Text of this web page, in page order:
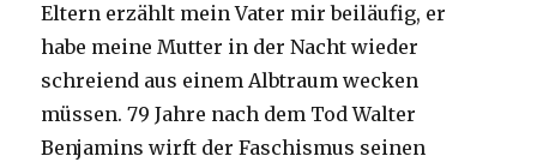
Eltern erzählt mein Vater mir beiläufig, er
habe meine Mutter in der Nacht wieder
schreiend aus einem Albtraum wecken
müssen. 79 Jahre nach dem Tod Walter
Benjamins wirft der Faschismus seinen